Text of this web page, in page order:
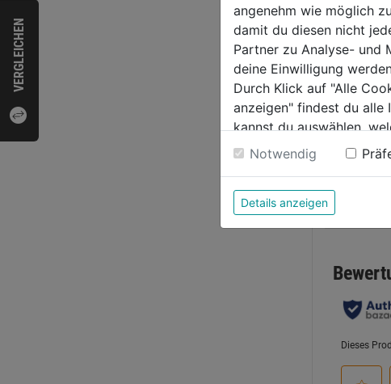
VERGLEICHEN Pullex
0.0
von
5
Sternen.
36,99€
Bewertung
angenehm wie möglich
damit du diesen nicht
Partner zu Analyse- und
deine Einwilligung
Durch Klick auf "Alle
anzeigen" findest du alle
kannst du auswählen,
Weitere Informationen
Notwendig
Details anzeigen